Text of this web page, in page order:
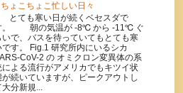
ちょこちょこ忙しい日々
とても寒い日が続くベセスダで
。 朝の気温が -8℃ から -11℃ ぐ
いで、バスを待っていてもとても寒
です。 Fig.1 研究所内にいるシカ
CoV-2 の オミクロン変異体の系
による流行がアメリカでもキツイ状
が続いていますが、ピークアウトし
分新規...